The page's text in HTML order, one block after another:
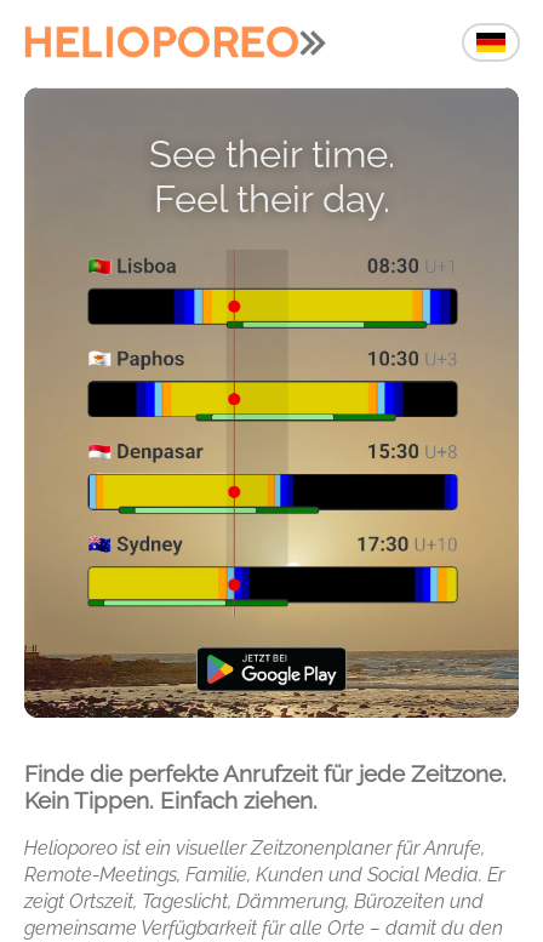
See their time.
Feel their day.
Finde die perfekte Anrufzeit für jede Zeitzone.
Kein Tippen. Einfach ziehen.
Helioporeo ist ein visueller Zeitzonenplaner für Anrufe,
Remote-Meetings, Familie, Kunden und Social Media. Er
zeigt Ortszeit, Tageslicht, Dämmerung, Bürozeiten und
gemeinsame Verfügbarkeit für alle Orte – damit du den